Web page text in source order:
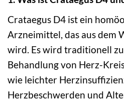
Crataegus D4 ist ein
Arzneimittel, das aus dem
wird. Es wird traditionell
Behandlung von Herz-
wie leichter
Herzbeschwerden und